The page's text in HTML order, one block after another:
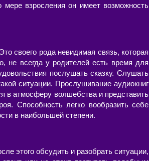
взросления он имеет возможность
своего рода невидимая связь, которая
не всегда у родителей есть время для
послушать сказку. Слушать
ситуации. Прослушивание аудиокниг
в атмосферу волшебства и представить
Способность легко вообразить себе
в наибольшей степени.
этого обсудить и разобрать ситуации,